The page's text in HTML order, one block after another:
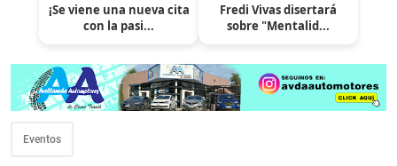
¡Se viene una nueva cita
con la pasi...
Fredi Vivas disertará
sobre "Mentalid...
Eventos